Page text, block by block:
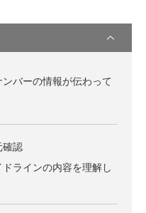
バーの情報が伝わって
確認
ラインの内容を理解し